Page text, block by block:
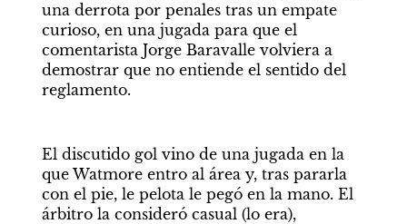
una derrota por penales tras un empate
curioso, en una jugada para que el
comentarista Jorge Baravalle volviera a
demostrar que no entiende el sentido del
reglamento.
El discutido gol vino de una jugada en la
que Watmore entro al área y, tras pararla
con el pie, le pelota le pegó en la mano. El
árbitro la consideró casual (lo era),